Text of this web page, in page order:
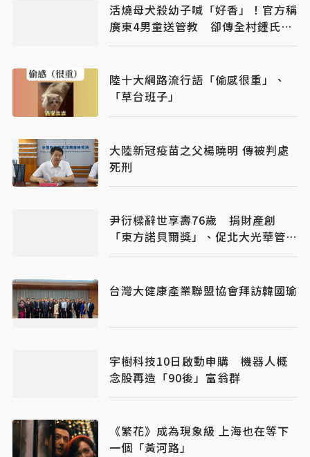
活燒母犬殺幼子喊「好香」！官方稱
廣東4男童送管教 卻傳全村鍾氏封
村保護
陸十大網路流行語「偷感很重」、
「草台班子」
大陸新冠疫苗之父楊曉明 傳被判處
死刑
尹衍樑辭世享壽76歲 捐財產創
「東方諾貝爾獎」、促北大光華管理
學院誕生
台灣大健康產業聯盟協會拜訪韓國瑜
宇樹科技10日啟動申購 機器人概
念股再造「90後」富翁群
《繁花》成為現象級 上海也在等下
一個「黃河路」